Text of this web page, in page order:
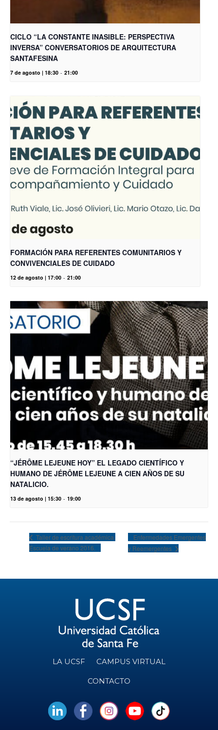
CICLO “LA CONSTANTE INASIBLE: PERSPECTIVA
INVERSA” CONVERSATORIOS DE ARQUITECTURA
SANTAFESINA
7 de agosto | 18:30 - 21:00
FORMACIÓN PARA REFERENTES COMUNITARIOS Y
CONVIVENCIALES DE CUIDADO
12 de agosto | 17:00 - 21:00
“JÉRÔME LEJEUNE HOY” EL LEGADO CIENTÍFICO Y
HUMANO DE JÉRÔME LEJEUNE A CIEN AÑOS DE SU
NATALICIO.
13 de agosto | 15:30 - 19:00
Taller de escritura académica.
Escuela de verano 2016.
Enfermedades Emergentes
y Reemergentes
LA UCSF CAMPUS VIRTUAL
CONTACTO